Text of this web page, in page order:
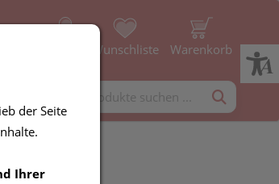
Wunschliste Warenkorb
der Seite
Ihrer